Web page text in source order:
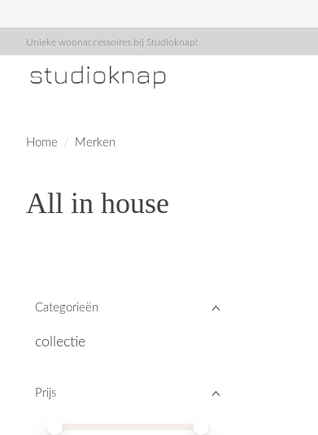
Unieke woonaccessoires bij Studioknap!
Home / Merken
All in house
Categorieën
collectie
Prijs
Minimale prijswaarde
Price maximum value